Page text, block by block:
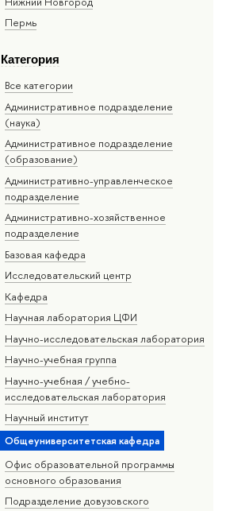
Пермь
Категория
Все категории
Административное подразделение
(наука)
Административное подразделение
(образование)
Административно-управленческое
подразделение
Административно-хозяйственное
подразделение
Базовая кафедра
Исследовательский центр
Кафедра
Научная лаборатория ЦФИ
Научно-исследовательская лаборатория
Научно-учебная группа
Научно-учебная / учебно-
исследовательская лаборатория
Научный институт
Общеуниверситетская кафедра
Офис образовательной программы
основного образования
Подразделение довузовского